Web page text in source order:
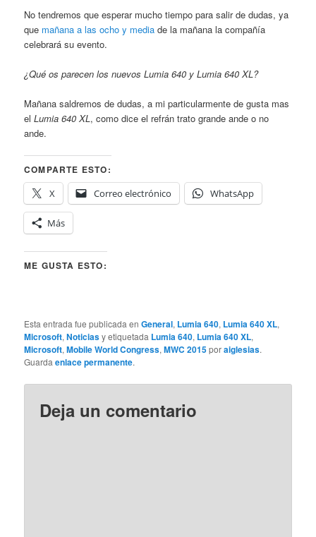
No tendremos que esperar mucho tiempo para salir de dudas, ya
que mañana a las ocho y media de la mañana la compañía
celebrará su evento.
¿Qué os parecen los nuevos Lumia 640 y Lumia 640 XL?
Mañana saldremos de dudas, a mi particularmente de gusta mas
elLumia 640 XL, como dice el refrán trato grande ande o no
ande.
COMPARTE ESTO:
X
Correo electrónico WhatsApp
Más
ME GUSTA ESTO:
Esta entrada fue publicada enGeneral, Lumia 640, Lumia 640 XL,
Microsoft,Noticiasy etiquetada Lumia 640, Lumia 640 XL,
Microsoft,Mobile World Congress,MWC 2015poraiglesias.
Guardaenlace permanente.
Deja un comentario